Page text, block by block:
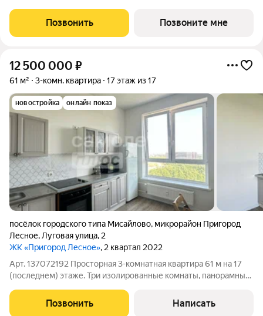
Responsive Environment. Его пространство не статично, оно
трансформируется
Позвонить Позвоните мне
12 500 000 ₽
61 м² 3-комн. квартира 17 этаж из 17
новостройка онлайн показ
посёлок городского типа Мисайлово, микрорайон Пригород
Лесное, Луговая улица, 2
ЖК «Пригород Лесное», 2 квартал 2022
Арт. 137072192 Просторная 3-комнатная квартира 61 м на 17
(последнем) этаже. Три изолированные комнаты, панорамный
максимум естественного света. Школа и детский сад в 400
метрах, частный
Позвонить Написать